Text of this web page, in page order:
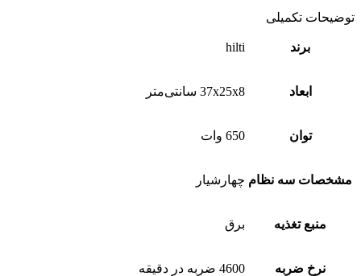
توضیحات تکمیلی
برند hilti
ابعاد 37x25x8 سانتی‌متر
توان 650 وات
مشخصات سه نظام چهارشیار
منبع تغذیه برق
نرخ ضربه 4600 ضربه در دقیقه